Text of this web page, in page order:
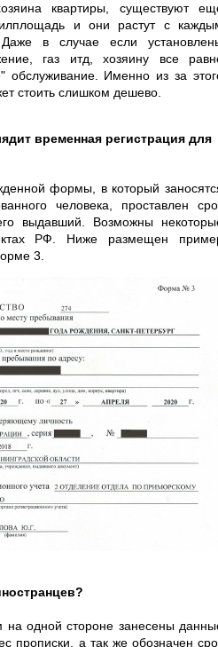
квартиры, существуют
и они растут с
в случае если
газ итд, хозяину все
обслуживание. Именно из за
стоить слишком дешево.
временная регистрация для
формы, в который
человека, проставлен
выдавший. Возможны
РФ. Ниже размещен
3.
на одной стороне занесены
прописки, а так же обозначен